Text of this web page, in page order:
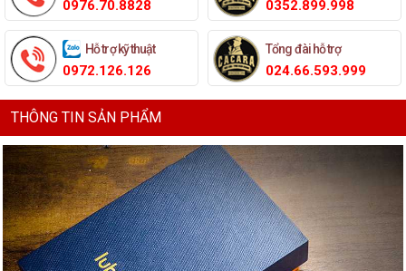
0976.70.8828 0352.899.998
Hỗ trợ kỹ thuật
0972.126.126
Tổng đài hỗ trợ
024.66.593.999
THÔNG TIN SẢN PHẨM